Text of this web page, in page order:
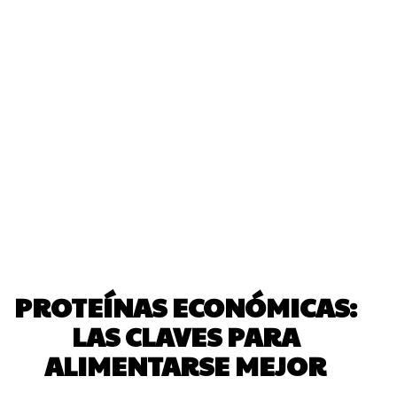
PROTEÍNAS ECONÓMICAS:
LAS CLAVES PARA
ALIMENTARSE MEJOR